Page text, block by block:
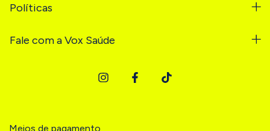
Políticas
Fale com a Vox Saúde
Meios de pagamento